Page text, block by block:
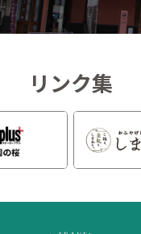
リンク集